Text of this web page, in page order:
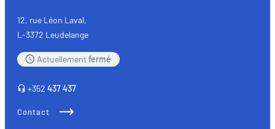
toute
sérénité
une
adaptée
12, rue Léon Laval,
L-3372 Leudelange
Actuellementfermé
+352 437 437
Contact